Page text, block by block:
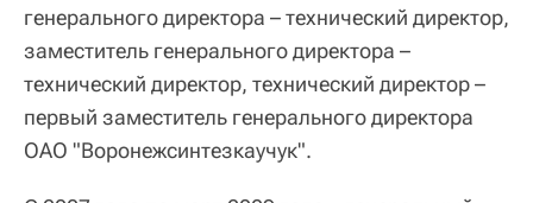
генерального директора – технический директор,
заместитель генерального директора –
технический директор, технический директор –
первый заместитель генерального директора
ОАО "Воронежсинтезкаучук".